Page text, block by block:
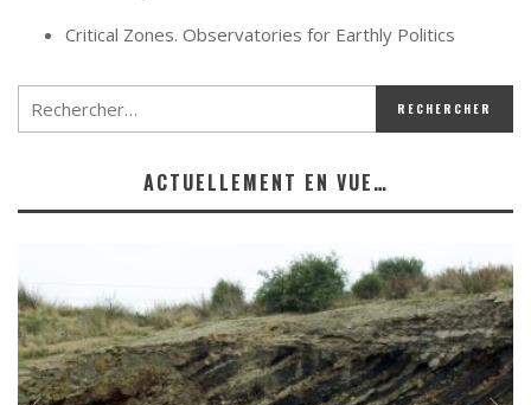
Critical Zones. Observatories for Earthly Politics
ACTUELLEMENT EN VUE…